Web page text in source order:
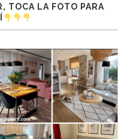
TOCA LA FOTO PARA